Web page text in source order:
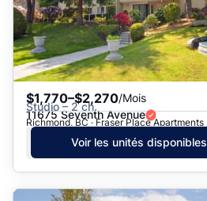
$1,770–$2,270/Mois
Studio – 2 ch.
11675 Seventh Avenue
Richmond, BC · Fraser Place Apartments
Voir les unités disponibles